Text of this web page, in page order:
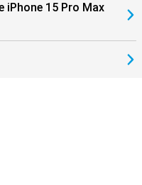
iPhone 15 Pro Max